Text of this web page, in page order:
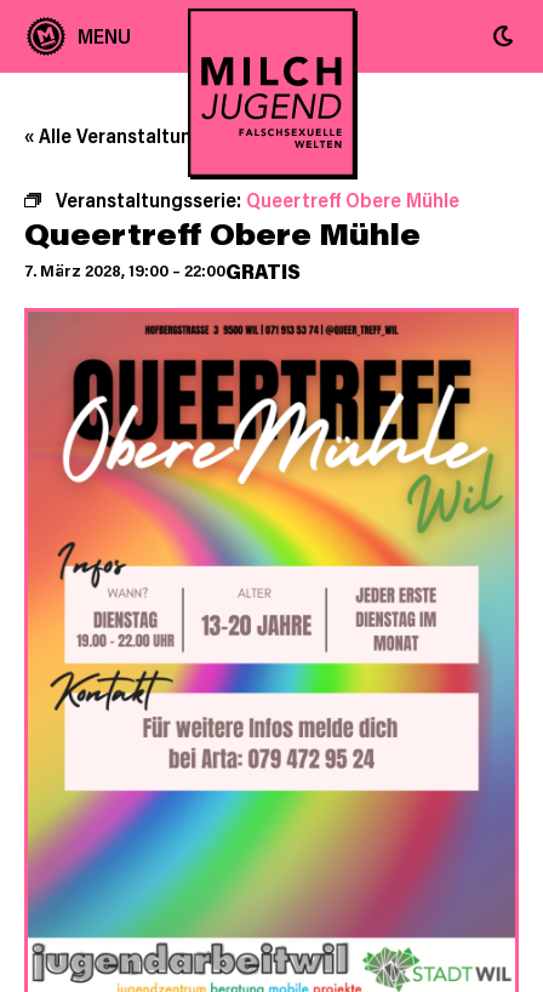
« Alle Veranstaltungen
Veranstaltungsserie: Queertreff Obere Mühle
Queertreff Obere Mühle
7. März 2028, 19:00 – 22:00GRATIS